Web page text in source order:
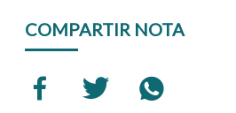
COMPARTIR NOTA